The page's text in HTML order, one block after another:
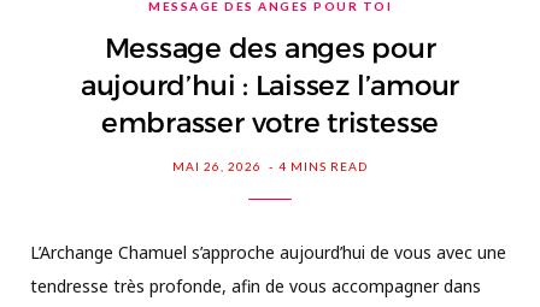
MESSAGE DES ANGES POUR TOI
Message des anges pour
aujourd’hui : Laissez l’amour
embrasser votre tristesse
MAI 26, 2026 4 MINS READ
L’Archange Chamuel s’approche aujourd’hui de vous avec une
tendresse très profonde, afin de vous accompagner dans